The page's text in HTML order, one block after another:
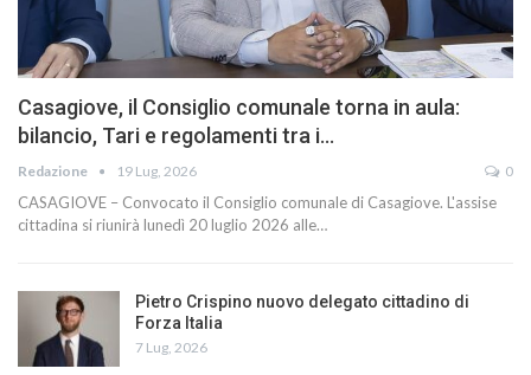
Casagiove, il Consiglio comunale torna in aula:
bilancio, Tari e regolamenti tra i…
Redazione 19 Lug, 2026 0
CASAGIOVE – Convocato il Consiglio comunale di Casagiove. L'assise
cittadina si riunirà lunedì 20 luglio 2026 alle…
Pietro Crispino nuovo delegato cittadino di
Forza Italia
7 Lug, 2026